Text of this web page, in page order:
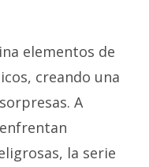
elementos de
creando una
A
la serie